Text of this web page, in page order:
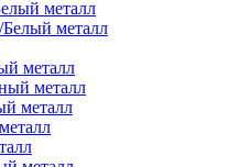
металл
металл
металл
металл
металл